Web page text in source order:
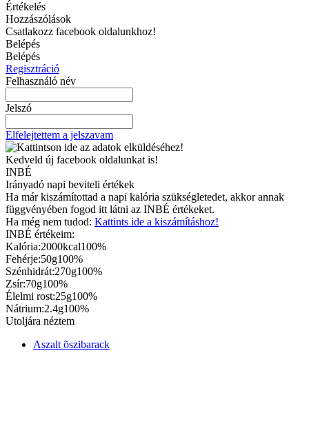
Értékelés
Hozzászólások
Csatlakozz facebook oldalunkhoz!
Belépés
Belépés
Regisztráció
Felhasználó név
Jelszó
Elfelejtettem a jelszavam
Kedveld új facebook oldalunkat is!
INBÉ
Irányadó napi beviteli értékek
Ha már kiszámítottad a napi kalória szükségletedet, akkor annak
függvényében fogod itt látni az INBÉ értékeket.
Ha még nem tudod: Kattints ide a kiszámításhoz!
INBÉ értékeim:
Kalória:2000kcal100%
Fehérje:50g100%
Szénhidrát:270g100%
Zsír:70g100%
Élelmi rost:25g100%
Nátrium:2.4g100%
Utoljára néztem
Aszalt õszibarack